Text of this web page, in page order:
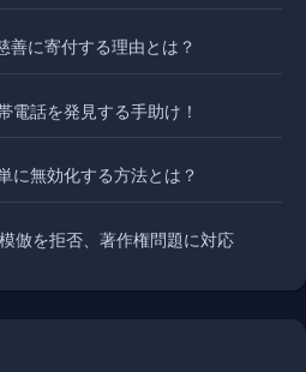
善に寄付する理由とは？
話を発見する手助け！
に無効化する方法とは？
倣を拒否、著作権問題に対応